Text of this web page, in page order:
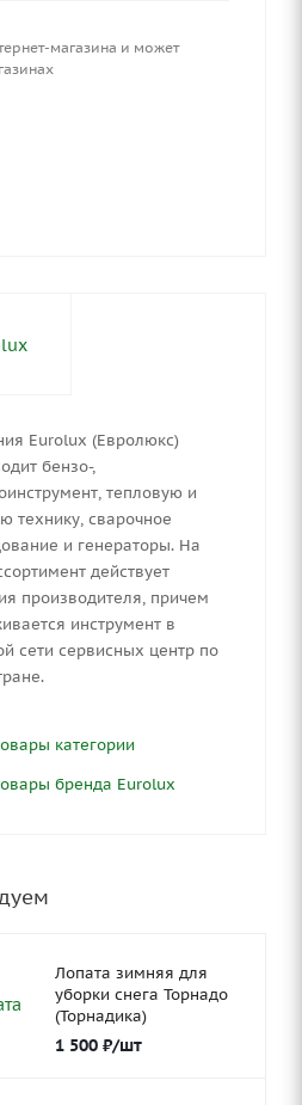
магазина и может
Eurolux (Евролюкс)
бензо-,
тепловую и
технику, сварочное
и генераторы. На
действует
производителя, причем
инструмент в
сети сервисных центр по
категории
бренда Eurolux
Лопата зимняя для
уборки снега Торнадо
(Торнадика)
1 500₽/шт